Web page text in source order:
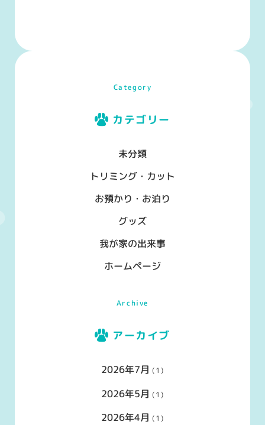
Category
カテゴリー
未分類
トリミング・カット
お預かり・お泊り
グッズ
我が家の出来事
ホームページ
Archive
アーカイブ
2026年7月 (1)
2026年5月 (1)
2026年4月 (1)